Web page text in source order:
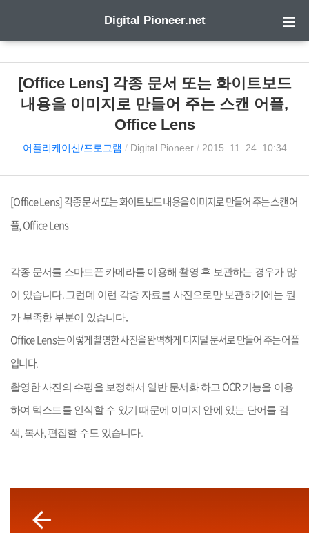
Digital Pioneer.net
[Office Lens] 각종 문서 또는 화이트보드
내용을 이미지로 만들어 주는 스캔 어플,
Office Lens
어플리케이션/프로그램 / Digital Pioneer/ 2015. 11. 24. 10:34
[Office Lens]각종 문서 또는 화이트보드 내용을 이미지로 만들어 주는 스캔 어
플, Office Lens
각종 문서를 스마트폰 카메라를 이용해 촬영 후 보관하는 경우가 많
이 있습니다. 그런데 이런 각종 자료를 사진으로만 보관하기에는 뭔
가 부족한 부분이 있습니다.
Office Lens는 이렇게 촬영한 사진을 완벽하게 디지털 문서로 만들어 주는 어플
입니다.
촬영한 사진의 수평을 보정해서 일반 문서화 하고 OCR기능을 이용
하여 텍스트를 인식할 수 있기 때문에 이미지 안에 있는 단어를 검
색, 복사, 편집할 수도 있습니다.